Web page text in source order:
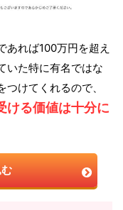
あれば100万円を超え
いた特に有名ではな
けてくれるので、
ける価値は十分に